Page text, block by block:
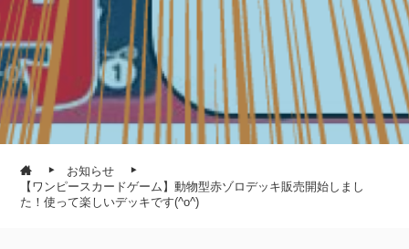
お知らせ
【ワンピースカードゲーム】動物型赤ゾロデッキ販売開始しまし
た！使って楽しいデッキです(^o^)